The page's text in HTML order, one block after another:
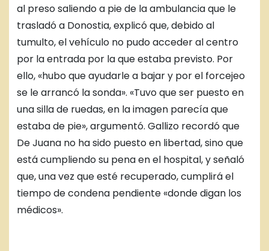
al preso saliendo a pie de la ambulancia que le
trasladó a Donostia, explicó que, debido al
tumulto, el vehículo no pudo acceder al centro
por la entrada por la que estaba previsto. Por
ello, «hubo que ayudarle a bajar y por el forcejeo
se le arrancó la sonda». «Tuvo que ser puesto en
una silla de ruedas, en la imagen parecía que
estaba de pie», argumentó. Gallizo recordó que
De Juana no ha sido puesto en libertad, sino que
está cumpliendo su pena en el hospital, y señaló
que, una vez que esté recuperado, cumplirá el
tiempo de condena pendiente «donde digan los
médicos».